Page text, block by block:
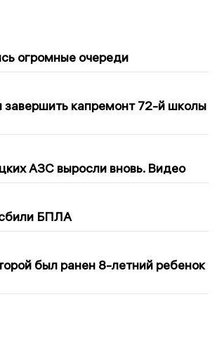
огромные очереди
капремонт 72-й школы
АЗС выросли вновь. Видео
БПЛА
был ранен 8-летний ребенок